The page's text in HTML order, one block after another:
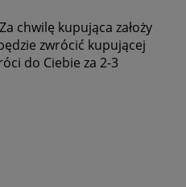
chwilę kupująca założy
zwrócić kupującej
do Ciebie za 2-3